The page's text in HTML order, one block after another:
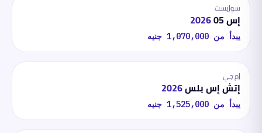
سوإيست
إس 05 2026
يبدأ من 1,070,000 جنيه
إم جي
إتش إس بلس2026
يبدأ من 1,525,000 جنيه